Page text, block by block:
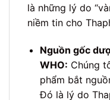
là những lý do
niềm tin cho
Nguồn gốc
WHO: Chúng
phẩm bắt
Đó là lý do